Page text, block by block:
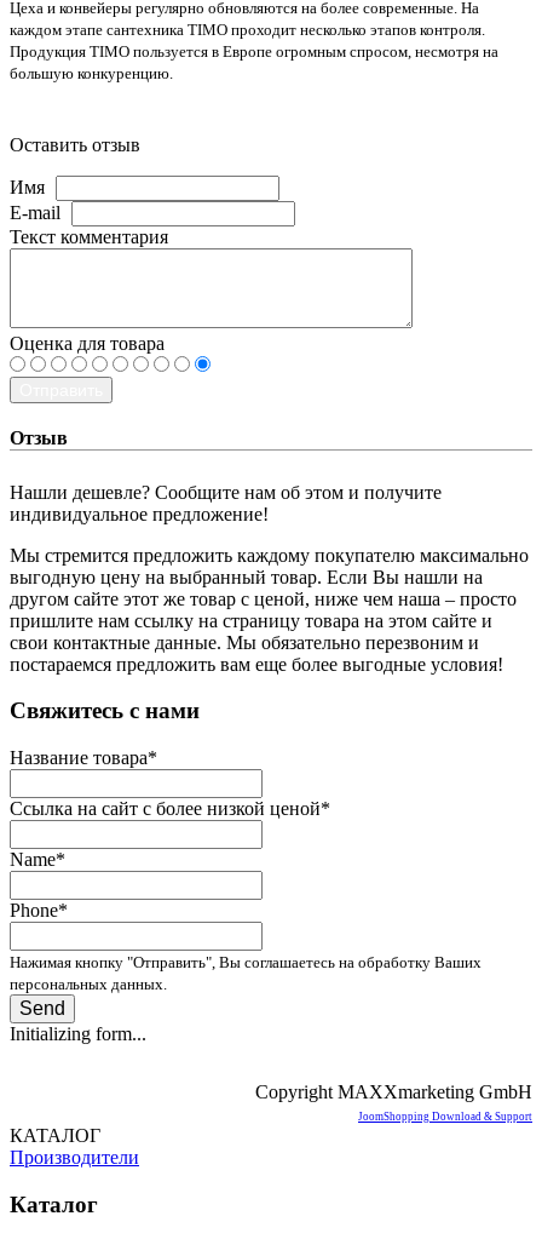
Цеха и конвейеры регулярно обновляются на более современные. На
каждом этапе сантехника TIMO проходит несколько этапов контроля.
Продукция TIMO пользуется в Европе огромным спросом, несмотря на
большую конкуренцию.
Оставить отзыв
Имя
E-mail
Текст комментария
Оценка для товара
Отзыв
Нашли дешевле? Сообщите нам об этом и получите
индивидуальное предложение!
Мы стремится предложить каждому покупателю максимально
выгодную цену на выбранный товар. Если Вы нашли на
другом сайте этот же товар с ценой, ниже чем наша – просто
пришлите нам ссылку на страницу товара на этом сайте и
свои контактные данные. Мы обязательно перезвоним и
постараемся предложить вам еще более выгодные условия!
­Свяжитесь с нами
Название товара*
Ссылка на сайт с более низкой ценой*
Name*
Phone*
Нажимая кнопку "Отправить", Вы соглашаетесь на обработку Ваших
персональных данных.
Send
Initializing form...
Copyright MAXXmarketing GmbH
JoomShopping Download & Support
КАТАЛОГ
Производители
Каталог